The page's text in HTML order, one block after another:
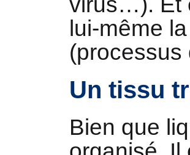
lui-même
Un tissu
Bien que